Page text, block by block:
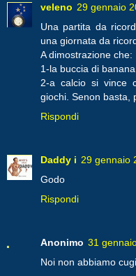
veleno 29 gennaio
Una partita da
una giornata da
A dimostrazione che:
1-la buccia di
2-a calcio si vince
giochi. Senon basta,
Rispondi
Daddy i 29 gennaio
Godo
Rispondi
Anonimo 31
Noi non abbiamo